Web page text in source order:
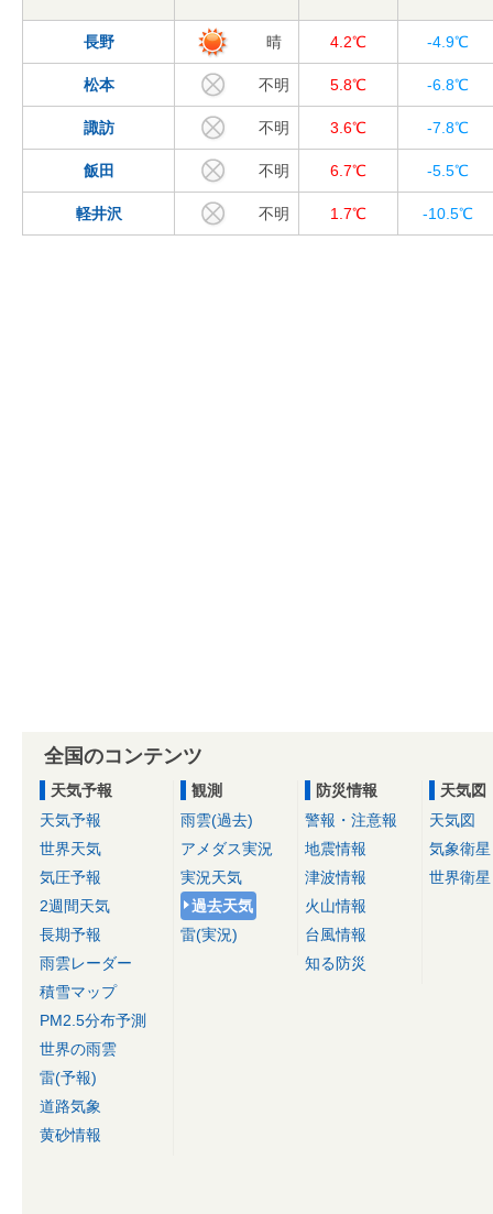
長野 晴 4.2℃ -4.9℃
松本 不明 5.8℃ -6.8℃
諏訪 不明 3.6℃ -7.8℃
飯田 不明 6.7℃ -5.5℃
軽井沢 不明 1.7℃ -10.5℃
全国のコンテンツ
天気予報
天気予報
世界天気
気圧予報
2週間天気
長期予報
雨雲レーダー
積雪マップ
PM2.5分布予測
世界の雨雲
雷(予報)
道路気象
黄砂情報
観測
雨雲(過去)
アメダス実況
実況天気
過去天気
雷(実況)
防災情報
警報・注意報
地震情報
津波情報
火山情報
台風情報
知る防災
天気図
天気図
気象衛星
世界衛星